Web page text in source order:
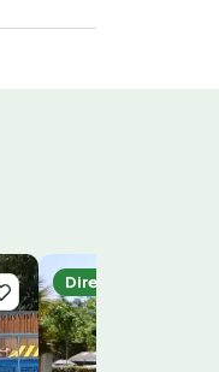
Direct te boeken